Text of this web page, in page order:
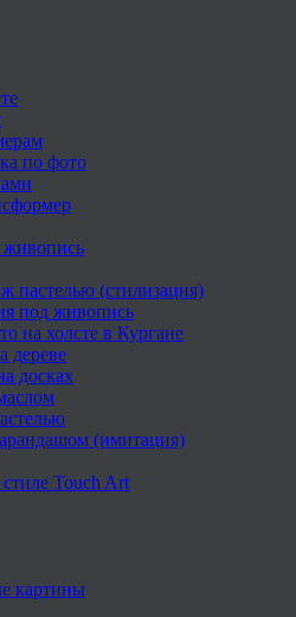
по фото
пастелью (стилизация)
под живопись
на холсте в Кургане
дереве
досках
(имитация)
Touch Art
картины